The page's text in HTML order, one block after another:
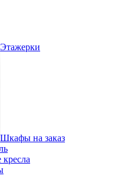
Этажерки
Шкафы на заказ